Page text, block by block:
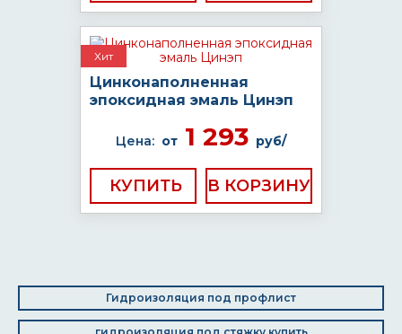
Хит
Цинконаполненная
эпоксидная эмаль Цинэп
Цена: от 1 293 руб/
КУПИТЬ
Гидроизоляция под профлист